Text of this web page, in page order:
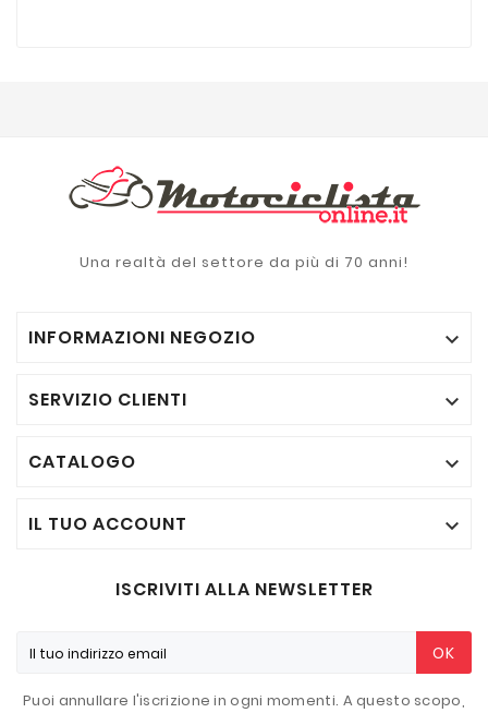
Una realtà del settore da più di 70 anni!
INFORMAZIONI NEGOZIO 
SERVIZIO CLIENTI 
CATALOGO 
IL TUO ACCOUNT 
ISCRIVITI ALLA NEWSLETTER
OK
Puoi annullare l'iscrizione in ogni momenti. A questo scopo,